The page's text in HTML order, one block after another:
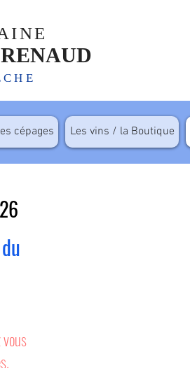
cépages Les vins / la Boutique
du